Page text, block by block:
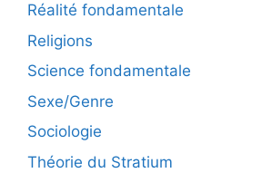
Réalité fondamentale
Religions
Science fondamentale
Sexe/Genre
Sociologie
Théorie du Stratium